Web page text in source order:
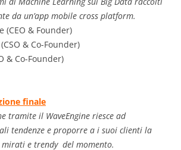
da un’app mobile cross platform.
(CEO & Founder)
& Co-Founder)
& Co-Founder)
finale
tramite il WaveEngine riesce ad
tendenze e proporre a i suoi clienti la
e trendy del momento.